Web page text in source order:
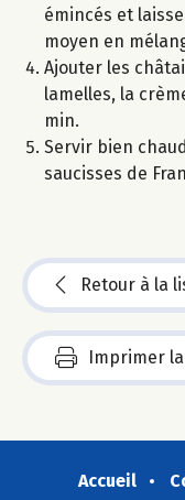
émincés et
moyen en
Ajouter les
lamelles, la
min.
Servir bien
saucisses de
Retour à la
Imprimer
Accueil